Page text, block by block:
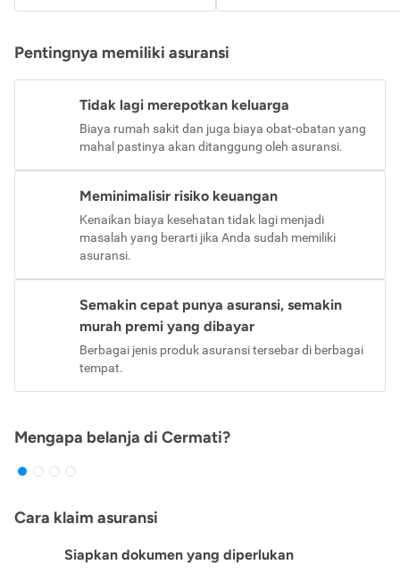
Pentingnya memiliki asuransi
Tidak lagi merepotkan keluarga
Biaya rumah sakit dan juga biaya obat-obatan yang
mahal pastinya akan ditanggung oleh asuransi.
Meminimalisir risiko keuangan
Kenaikan biaya kesehatan tidak lagi menjadi
masalah yang berarti jika Anda sudah memiliki
asuransi.
Semakin cepat punya asuransi, semakin
murah premi yang dibayar
Berbagai jenis produk asuransi tersebar di berbagai
tempat.
Mengapa belanja di Cermati?
Cara klaim asuransi
Siapkan dokumen yang diperlukan